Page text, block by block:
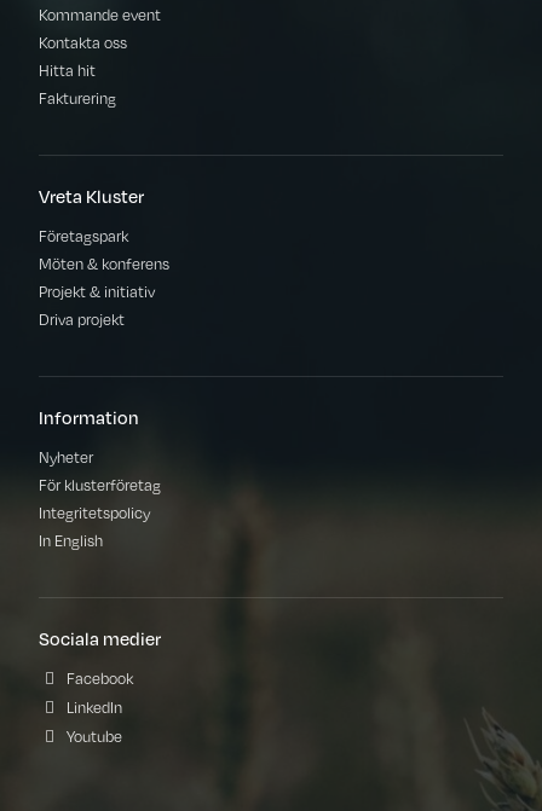
Kommande event
Kontakta oss
Hitta hit
Fakturering
Vreta Kluster
Företagspark
Möten & konferens
Projekt & initiativ
Driva projekt
Information
Nyheter
För klusterföretag
Integritetspolicy
In English
Sociala medier
Facebook
LinkedIn
Youtube